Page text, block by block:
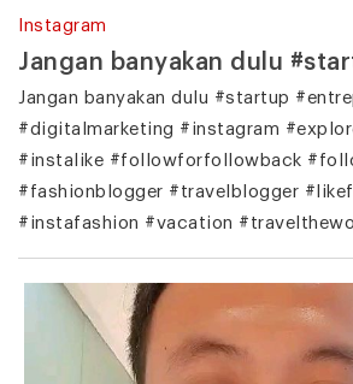
Instagram
Jangan banyakan dulu
Jangan banyakan dulu #startup
#digitalmarketing #instagram
#instalike #followforfollowback
#fashionblogger #travelblogger
#instafashion #vacation